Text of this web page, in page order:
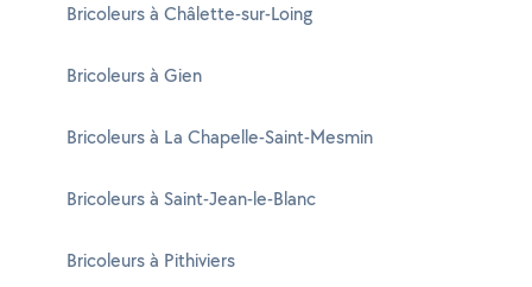
Bricoleurs à Châlette-sur-Loing
Bricoleurs à Gien
Bricoleurs à La Chapelle-Saint-Mesmin
Bricoleurs à Saint-Jean-le-Blanc
Bricoleurs à Pithiviers